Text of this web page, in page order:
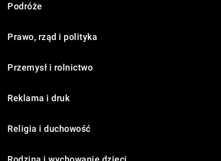
Podróże
Prawo, rząd i polityka
Przemysł i rolnictwo
Reklama i druk
Religia i duchowość